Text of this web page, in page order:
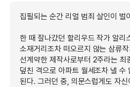
집필되는 순간 리얼 범죄 살인이 벌
한 때 잘나갔던 할리우드 작가 알리
소재거리조차 떠오르지 않는 삼류
선계약한 제작사로부터 2주라는 최
덮친 격으로 아파트 월세조차 낼 수
된다. 그러던 중, 의문스럽게도 자신